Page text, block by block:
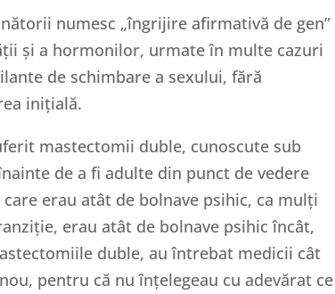
numesc „îngrijire afirmativă de gen”
și a hormonilor, urmate în multe cazuri
de schimbare a sexului, fără
inițială.
mastectomii duble, cunoscute sub
de a fi adulte din punct de vedere
erau atât de bolnave psihic, ca mulți
erau atât de bolnave psihic încât,
duble, au întrebat medicii cât
pentru că nu înțelegeau cu adevărat ce